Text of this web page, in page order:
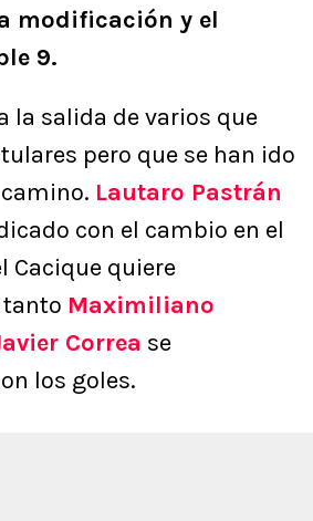
modificación y el
9.
la salida de varios que
pero que se han ido
Lautaro Pastrán
con el cambio en el
Cacique quiere
tanto Maximiliano
Correa se
los goles.